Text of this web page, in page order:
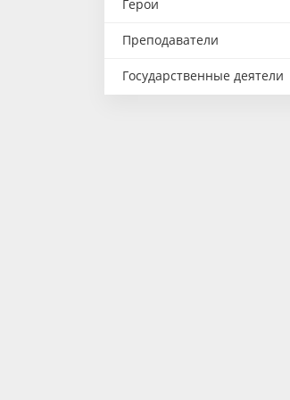
Герои
Преподаватели
Государственные деятели